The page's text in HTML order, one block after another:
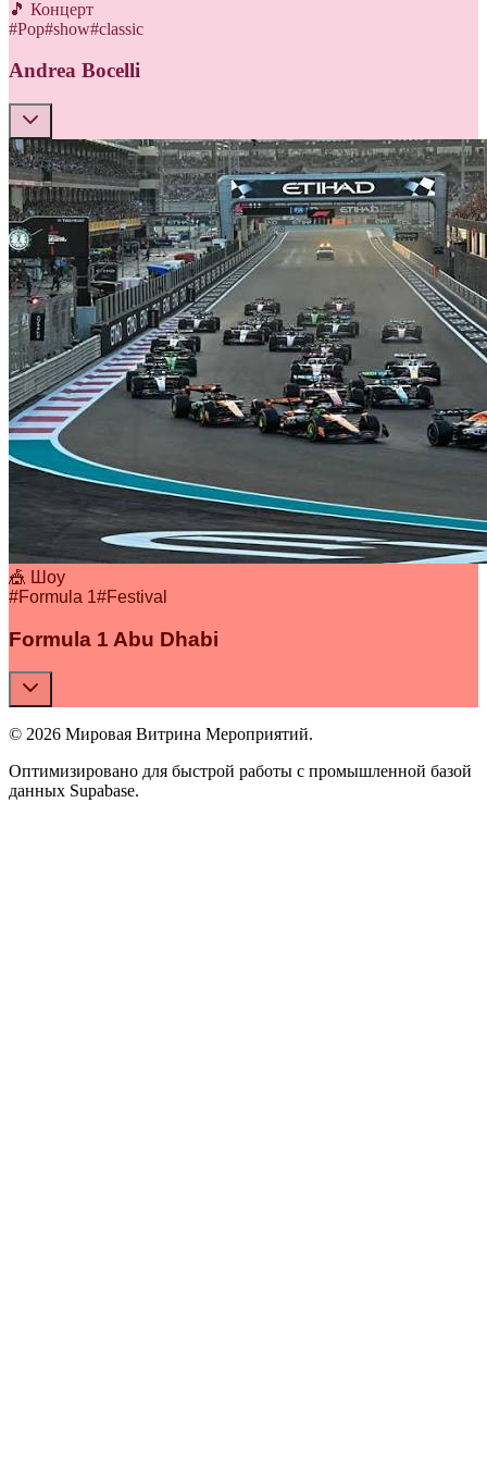
🎵 Концерт
#Pop#show#classic
Andrea Bocelli
🎪 Шоу
#Formula 1#Festival
Formula 1 Abu Dhabi
© 2026 Мировая Витрина Мероприятий.
Оптимизировано для быстрой работы с промышленной базой
данных Supabase.